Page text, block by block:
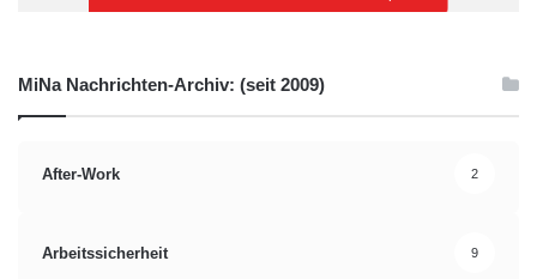
MiNa Nachrichten-Archiv: (seit 2009)
After-Work 2
Arbeitssicherheit 9